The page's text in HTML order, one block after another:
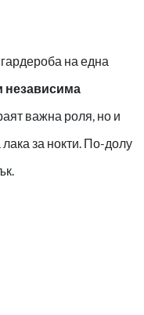
на една
независима
важна роля, но и
за нокти. По-долу